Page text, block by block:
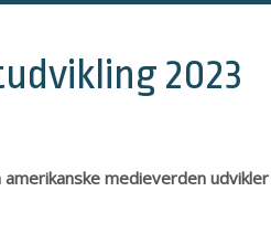
2023
medieverden